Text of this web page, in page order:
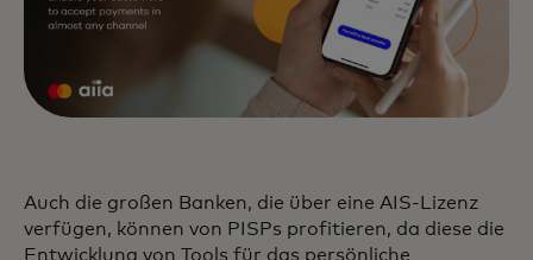
Auch die großen Banken, die über eine AIS-Lizenz
verfügen, können von PISPs profitieren, da diese die
Entwicklung von Tools für das persönliche